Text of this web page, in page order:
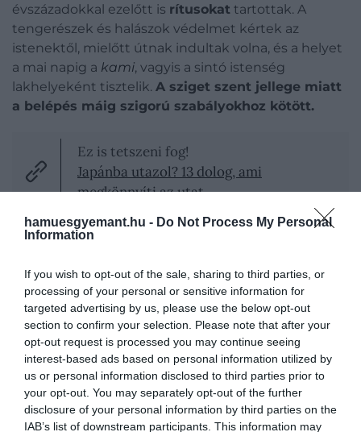
hamuesgyemant.hu - Do Not Process My Personal
Information
If you wish to opt-out of the sale, sharing to third parties, or
processing of your personal or sensitive information for
targeted advertising by us, please use the below opt-out
section to confirm your selection. Please note that after your
opt-out request is processed you may continue seeing
interest-based ads based on personal information utilized by
us or personal information disclosed to third parties prior to
your opt-out. You may separately opt-out of the further
disclosure of your personal information by third parties on the
IAB’s list of downstream participants. This information may
évszázadokkal ezelőtt is rítusokat tartottak. A
tengerészek és halászok védelmet kértek az
istenektől, mielőtt útnak indultak volna, és a helyet
a mai napig a kami, vagyis a sintó istenség
lakhelyeként tisztelik. A sziget szent jellege miatt
a belépés máig szigorú szabályokhoz kötött.
Ez is tetszeni fog!
Japánba utazol? 13 dolog, ami
megkönnyíti az utat
Aki korábban engedélyt kapott arra, hogy partra
szálljon Okinosimán, annak előszörrituálisan meg
kellett tisztulnia. Ez hagyományosan azt jelentette,
hogy a férfiak levetkőztek, majd a tengerben
fürödtek meg, mielőtt beléptek volna a szigetre. A
szabályok között szerepelt az is, hogy a látogatók
nem beszélhettek arról, amit ott láttak
vagy
hallottak, és semmit sem vihettek el a szigetről,
még egy követ, ágat vagy fűszálat sem.